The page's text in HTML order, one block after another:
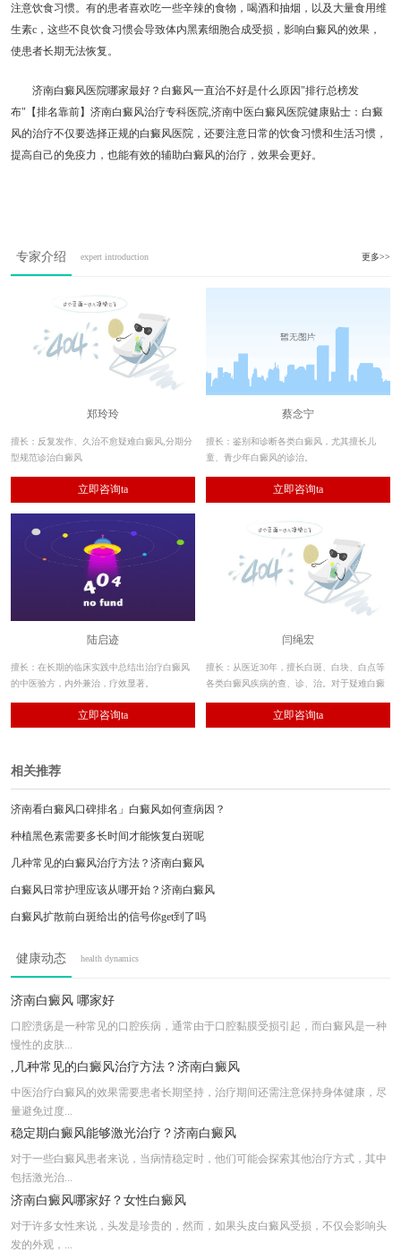
注意饮食习惯。有的患者喜欢吃一些辛辣的食物，喝酒和抽烟，以及大量食用维
生素c，这些不良饮食习惯会导致体内黑素细胞合成受损，影响白癜风的效果，
使患者长期无法恢复。
济南白癜风医院哪家最好？白癜风一直治不好是什么原因"排行总榜发
布"【排名靠前】济南白癜风治疗专科医院,济南中医白癜风医院健康贴士：白癜
风的治疗不仅要选择正规的白癜风医院，还要注意日常的饮食习惯和生活习惯，
提高自己的免疫力，也能有效的辅助白癜风的治疗，效果会更好。
专家介绍 expert introduction 更多>>
郑玲玲
擅长：反复发作、久治不愈疑难白癜风,分期分
型规范诊治白癜风
立即咨询ta
蔡念宁
擅长：鉴别和诊断各类白癜风，尤其擅长儿
童、青少年白癜风的诊治。
立即咨询ta
陆启迹
擅长：在长期的临床实践中总结出治疗白癜风
的中医验方，内外兼治，疗效显著。
立即咨询ta
闫绳宏
擅长：从医近30年，擅长白斑、白块、白点等
各类白癜风疾病的查、诊、治。对于疑难白癜
立即咨询ta
相关推荐
济南看白癜风口碑排名」白癜风如何查病因？
种植黑色素需要多长时间才能恢复白斑呢
几种常见的白癜风治疗方法？济南白癜风
白癜风日常护理应该从哪开始？济南白癜风
白癜风扩散前白斑给出的信号你get到了吗
治疗白癜风医院 济南哪家医院看白癜风好
脖子部位的湿疹治好后的皮肤比较白怎么回事
控制面部扩散白癜风吃这两种东西
健康动态 health dynamics
济南白癜风 哪家好
口腔溃疡是一种常见的口腔疾病，通常由于口腔黏膜受损引起，而白癜风是一种
慢性的皮肤...
,几种常见的白癜风治疗方法？济南白癜风
中医治疗白癜风的效果需要患者长期坚持，治疗期间还需注意保持身体健康，尽
量避免过度...
稳定期白癜风能够激光治疗？济南白癜风
对于一些白癜风患者来说，当病情稳定时，他们可能会探索其他治疗方式，其中
包括激光治...
济南白癜风哪家好？女性白癜风
对于许多女性来说，头发是珍贵的，然而，如果头皮白癜风受损，不仅会影响头
发的外观，...